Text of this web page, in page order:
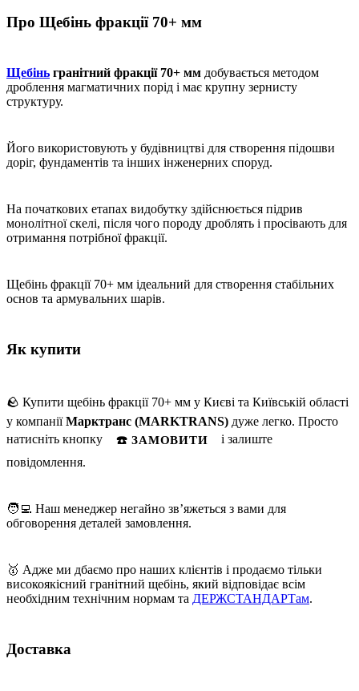
Про Щебінь фракції 70+ мм
Щебінь гранітний фракції 70+ мм добувається методом
дроблення магматичних порід і має крупну зернисту
структуру.
Його використовують у будівництві для створення підошви
доріг, фундаментів та інших інженерних споруд.
На початкових етапах видобутку здійснюється підрив
монолітної скелі, після чого породу дроблять і просівають для
отримання потрібної фракції.
Щебінь фракції 70+ мм ідеальний для створення стабільних
основ та армувальних шарів.
Як купити
🪨 Купити щебінь фракції 70+ мм у Києві та Київській області
у компаніїМарктранс (MARKTRANS) дуже легко. Просто
натисніть кнопку
☎️ ЗАМОВИТИ
і залиште
повідомлення.
🧑‍💻 Наш менеджер негайно зв’яжеться з вами для
обговорення деталей замовлення.
🥇 Адже ми дбаємо про наших клієнтів і продаємо тільки
високоякісний гранітний щебінь, який відповідає всім
необхідним технічним нормам та ДЕРЖСТАНДАРТам.
Доставка